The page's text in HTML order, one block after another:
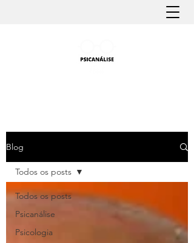
Blog
Todos os posts
Psicanálise
Psicologia
Todos os posts